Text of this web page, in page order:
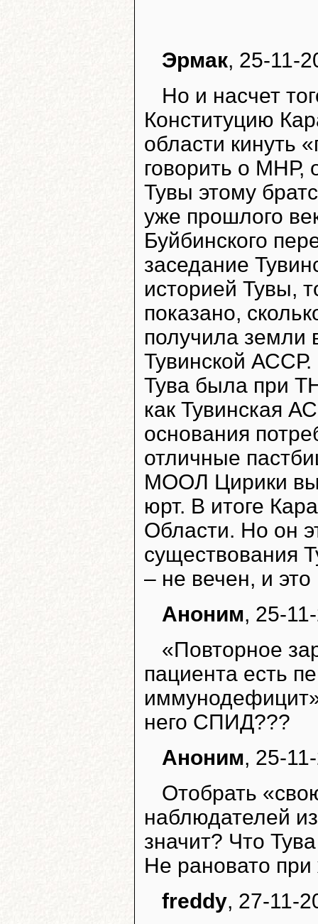
Эрмак, 25-11-
Но и насчет
Конституцию
области кинуть
говорить о МНР,
Тувы этому
уже прошлого
Буйбинского
заседание
историей Тувы,
показано,
получила земли
Тувинской АССР.
Тува была при
как Тувинская
основания
отличные
МООЛ Цирики
юрт. В итоге
Области. Но он
существования
– не вечен, и
Аноним, 25-
«Повторное
пациента есть
него СПИД???
Аноним, 25-
Отобрать
наблюдателей
значит? Что
Не рановато
freddy, 27-11-